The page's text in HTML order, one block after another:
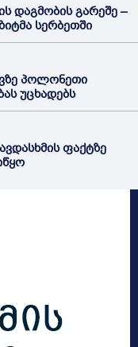
დაგმობის გარეშე –
სერბეთში
პოლონეთი
უცხადებს
ფაქტზე